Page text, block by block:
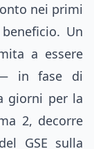
nei primi
Un
a essere
in fase di
giorni per la
2, decorre
GSE sulla